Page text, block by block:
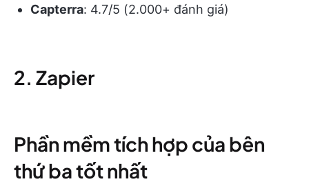
Capterra: 4.7/5 (2.000+ đánh giá)
2. Zapier
Phần mềm tích hợp của bên
thứ ba tốt nhất